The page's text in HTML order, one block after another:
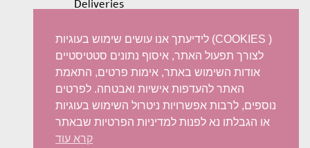
Deliveries
Privacy policy
Refunds and Exchanges
Accessibility statement
לידיעתך אנו עושים שימוש בעוגיות (COOKIES )
לצורך תפעול האתר, איסוף נתונים סטטיסטיים
אודות השימוש באתר, אימות פרטים, התאמת
האתר להעדפות אישיות ואבטחה. לפרטים
נוספים, לרבות אפשרויות ניטרול השימוש בעוגיות
או הגבלתו נא לפנות למדיניות הפרטיות שבאתר
קרא עוד